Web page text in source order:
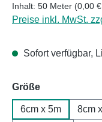
Inhalt: 50 Meter (0,00
Preise inkl. MwSt.
Sofort verfügbar,
Größeauswählen
6cm x 5m 8cm